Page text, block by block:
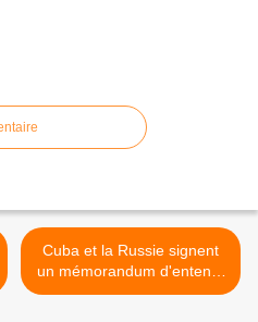
Cuba et la Russie signent
un mémorandum d'entente
pour le développement des